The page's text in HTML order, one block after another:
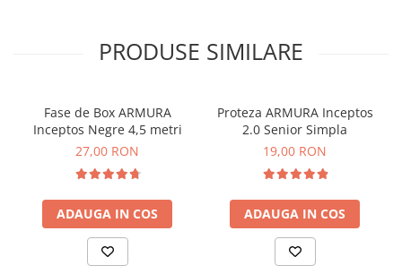
PRODUSE SIMILARE
Fase de Box ARMURA
Inceptos Negre 4,5 metri
27,00 RON
ADAUGA IN COS
Proteza ARMURA Inceptos
2.0 Senior Simpla
19,00 RON
ADAUGA IN COS